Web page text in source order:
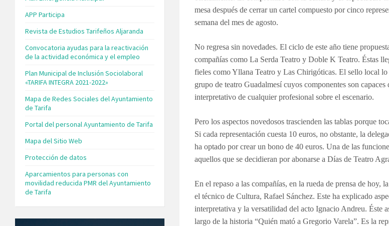
mesa después de cerrar un cartel compuesto por cinco
semana del mes de agosto.
No regresa sin novedades. El ciclo de este año tiene
compañías como La Serda Teatro y Doble K Teatro. Éstas
fieles como Yllana Teatro y Las Chirigóticas. El sello local lo
grupo de teatro Guadalmesí cuyos componentes son capaces
interpretativo de cualquier profesional sobre el escenario.
Pero los aspectos novedosos trascienden las tablas porque
Si cada representación cuesta 10 euros, no obstante, la
ha optado por crear un bono de 40 euros. Una de las
aquellos que se decidieran por abonarse a Días de Teatro
En el repaso a las compañías, en la rueda de prensa de hoy,
el técnico de Cultura, Rafael Sánchez. Este ha explicado
interpretativa y la versatilidad del acto Ignacio Andreu. Éste
largo de la historia “Quién mató a Gregorio Varela”. Es la
APP Participa
Revista de Estudios Tarifeños Aljaranda
Convocatoria ayudas para la reactivación
de la actividad económica y el empleo
Plan Municipal de Inclusión Sociolaboral
«TARIFA INTEGRA 2021-2022»
Mapa de Redes Sociales del Ayuntamiento
de Tarifa
Portal del personal Ayuntamiento de Tarifa
Mapa del Sitio Web
Protección de datos
Aparcamientos para personas con
movilidad reducida PMR del Ayuntamiento
de Tarifa